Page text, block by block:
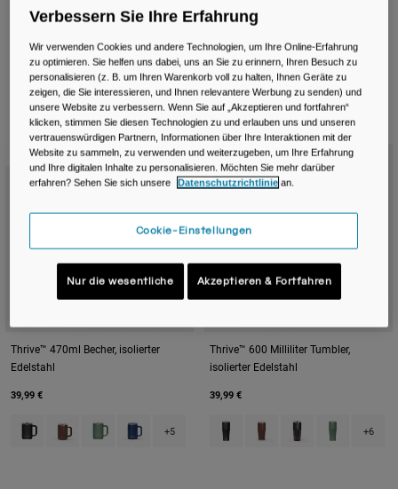
Flaschen
Becher & Travel Mugs
Gürtel & Hüfttaschen
Trinkblasen
Zubehör
Alle kaufen
Ski und Snowboard
Reisen & Lifestyle
Unsere Mission
Unsere Partner
Trinkbecher
4 Ergebnisse
Filtern und Sortieren
Neue Farbe
Thrive™ 470ml Becher, isolierter
Edelstahl
39,99 €
Product swatch type of Black.
Product swatch type of Burnt Umber.
Product swatch type of Moss Green.
Product swatch type of Navy.
+5
Neue Farbe
Thrive™ 600 Milliliter Tumbler,
isolierter Edelstahl
39,99 €
Product swatch type of Black.
Product swatch type of
Product swatch
Product
+6
Verbessern Sie Ihre Erfahrung
Wir verwenden Cookies und andere Technologien, um Ihre Online-Erfahrung
zu optimieren. Sie helfen uns dabei, uns an Sie zu erinnern, Ihren Besuch zu
personalisieren (z. B. um Ihren Warenkorb voll zu halten, Ihnen Geräte zu
zeigen, die Sie interessieren, und Ihnen relevantere Werbung zu senden) und
unsere Website zu verbessern. Wenn Sie auf „Akzeptieren und fortfahren“
klicken, stimmen Sie diesen Technologien zu und erlauben uns und unseren
vertrauenswürdigen Partnern, Informationen über Ihre Interaktionen mit der
Website zu sammeln, zu verwenden und weiterzugeben, um Ihre Erfahrung
und Ihre digitalen Inhalte zu personalisieren. Möchten Sie mehr darüber
erfahren? Sehen Sie sich unsere
Datenschutzrichtlinie an.
Cookie-Einstellungen
Nur die wesentliche Akzeptieren & Fortfahren